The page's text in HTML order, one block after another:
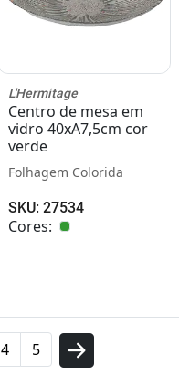
L'Hermitage
Centro de mesa em
vidro 40xA7,5cm cor
verde
Folhagem Colorida
SKU: 27534
Cores:
4 5